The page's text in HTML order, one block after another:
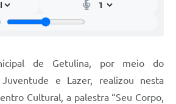
de Getulina, por meio do
e Lazer, realizou nesta
Cultural, a palestra “Seu Corpo,